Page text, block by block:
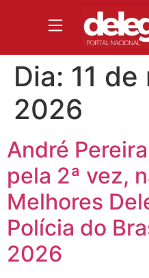
Dia: 11
2026
André
pela 2ª vez,
Melhores
Polícia do
2026